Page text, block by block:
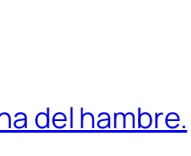
del hambre.